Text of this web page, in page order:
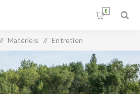
0
/ Matériels / Entretien